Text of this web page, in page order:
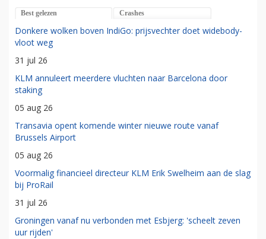
Best gelezen Crashes
Donkere wolken boven IndiGo: prijsvechter doet widebody-
vloot weg
31 jul 26
KLM annuleert meerdere vluchten naar Barcelona door
staking
05 aug 26
Transavia opent komende winter nieuwe route vanaf
Brussels Airport
05 aug 26
Voormalig financieel directeur KLM Erik Swelheim aan de slag
bij ProRail
31 jul 26
Groningen vanaf nu verbonden met Esbjerg: 'scheelt zeven
uur rijden'